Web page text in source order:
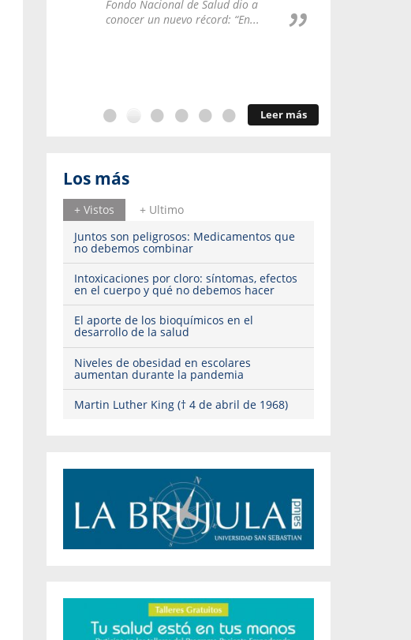
Fondo Nacional de Salud dio a
conocer un nuevo récord: “En...
Leer más
Los más
+ Vistos
+ Ultimo
Juntos son peligrosos: Medicamentos que
no debemos combinar
Intoxicaciones por cloro: síntomas, efectos
en el cuerpo y qué no debemos hacer
El aporte de los bioquímicos en el
desarrollo de la salud
Niveles de obesidad en escolares
aumentan durante la pandemia
Martin Luther King († 4 de abril de 1968)